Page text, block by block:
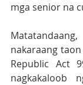
mga senior na
nakaraang
Republic Act
nagkakaloob